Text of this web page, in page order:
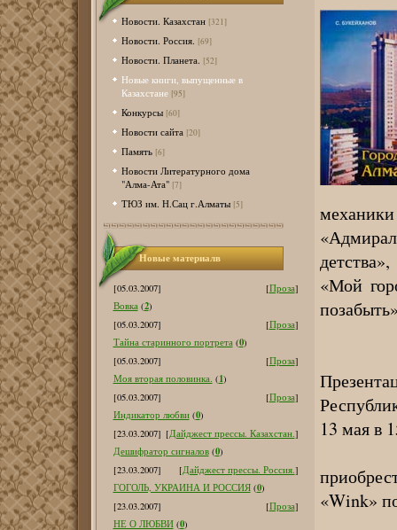
Новости. Казахстан [321]
Новости. Россия. [69]
Новости. Планета. [52]
Новые книги, выпущенные в
Казахстане [95]
Конкурсы [60]
Новости сайта [20]
Память [6]
Новости Литературного дома
"Алма-Ата" [7]
ТЮЗ им. Н.Сац г.Алматы [5]
Новые материалв
[05.03.2007] [Проза]
Вовка (2)
[05.03.2007]
[Проза]
Тайна старинного портрета (0)
[05.03.2007]
[Проза]
Моя вторая половинка. (1)
[05.03.2007]
[Проза]
Индикатор любви (0)
[23.03.2007] [Дайджест прессы. Казахстан.]
Дешифратор сигналов (0)
[23.03.2007]
[Дайджест прессы. Россия.]
ГОГОЛЬ, УКРАИНА И РОССИЯ (0)
[23.03.2007]
[Проза]
НЕ О ЛЮБВИ (0)
«Мой
13 мая в
«Wink»